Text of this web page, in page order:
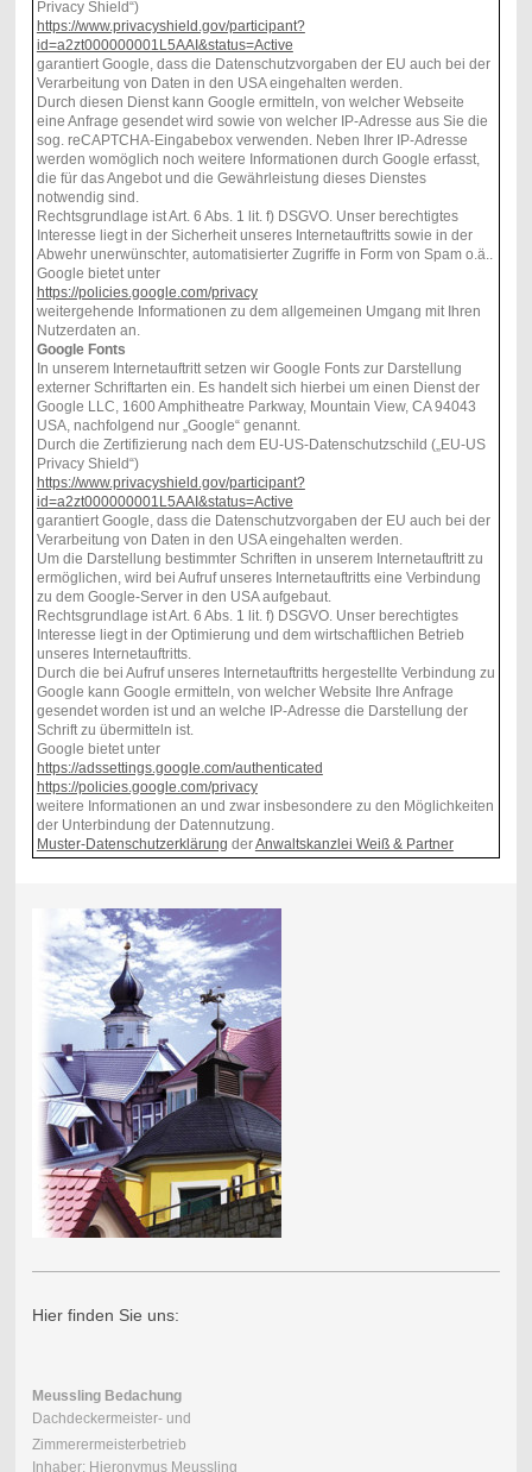
Privacy Shield“)
https://www.privacyshield.gov/participant?
id=a2zt000000001L5AAI&status=Active
garantiert Google, dass die Datenschutzvorgaben der EU auch bei der
Verarbeitung von Daten in den USA eingehalten werden.
Durch diesen Dienst kann Google ermitteln, von welcher Webseite
eine Anfrage gesendet wird sowie von welcher IP-Adresse aus Sie die
sog. reCAPTCHA-Eingabebox verwenden. Neben Ihrer IP-Adresse
werden womöglich noch weitere Informationen durch Google erfasst,
die für das Angebot und die Gewährleistung dieses Dienstes
notwendig sind.
Rechtsgrundlage ist Art. 6 Abs. 1 lit. f) DSGVO. Unser berechtigtes
Interesse liegt in der Sicherheit unseres Internetauftritts sowie in der
Abwehr unerwünschter, automatisierter Zugriffe in Form von Spam o.ä..
Google bietet unter
https://policies.google.com/privacy
weitergehende Informationen zu dem allgemeinen Umgang mit Ihren
Nutzerdaten an.
Google Fonts
In unserem Internetauftritt setzen wir Google Fonts zur Darstellung
externer Schriftarten ein. Es handelt sich hierbei um einen Dienst der
Google LLC, 1600 Amphitheatre Parkway, Mountain View, CA 94043
USA, nachfolgend nur „Google“ genannt.
Durch die Zertifizierung nach dem EU-US-Datenschutzschild („EU-US
Privacy Shield“)
https://www.privacyshield.gov/participant?
id=a2zt000000001L5AAI&status=Active
garantiert Google, dass die Datenschutzvorgaben der EU auch bei der
Verarbeitung von Daten in den USA eingehalten werden.
Um die Darstellung bestimmter Schriften in unserem Internetauftritt zu
ermöglichen, wird bei Aufruf unseres Internetauftritts eine Verbindung
zu dem Google-Server in den USA aufgebaut.
Rechtsgrundlage ist Art. 6 Abs. 1 lit. f) DSGVO. Unser berechtigtes
Interesse liegt in der Optimierung und dem wirtschaftlichen Betrieb
unseres Internetauftritts.
Durch die bei Aufruf unseres Internetauftritts hergestellte Verbindung zu
Google kann Google ermitteln, von welcher Website Ihre Anfrage
gesendet worden ist und an welche IP-Adresse die Darstellung der
Schrift zu übermitteln ist.
Google bietet unter
https://adssettings.google.com/authenticated
https://policies.google.com/privacy
weitere Informationen an und zwar insbesondere zu den Möglichkeiten
der Unterbindung der Datennutzung.
Muster-Datenschutzerklärung derAnwaltskanzlei Weiß & Partner
Hier finden Sie uns:
Meussling Bedachung
Dachdeckermeister- und
Zimmerermeisterbetrieb
Inhaber: Hieronymus Meussling